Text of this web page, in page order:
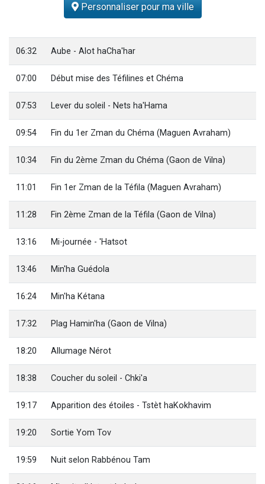
Il reste 49 places pour étudier en groupe sur Zoom
12 nouvelles musiques dans Torah-Box Music
Personnaliser pour ma ville
06:32 Aube - Alot haCha'har
07:00 Début mise des Téfilines et Chéma
07:53 Lever du soleil - Nets ha'Hama
09:54 Fin du 1er Zman du Chéma (Maguen Avraham)
10:34 Fin du 2ème Zman du Chéma (Gaon de Vilna)
11:01 Fin 1er Zman de la Téfila (Maguen Avraham)
11:28 Fin 2ème Zman de la Téfila (Gaon de Vilna)
13:16 Mi-journée - 'Hatsot
13:46 Min'ha Guédola
16:24 Min'ha Kétana
17:32 Plag Hamin'ha (Gaon de Vilna)
18:20 Allumage Nérot
18:38 Coucher du soleil - Chki'a
19:17 Apparition des étoiles - Tstèt haKokhavim
19:20 Sortie Yom Tov
19:59 Nuit selon Rabbénou Tam